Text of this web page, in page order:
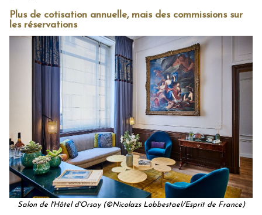
Plus de cotisation annuelle, mais des commissions sur
les réservations
Salon de l'Hôtel d'Orsay (©Nicolazs Lobbestael/Esprit de France)